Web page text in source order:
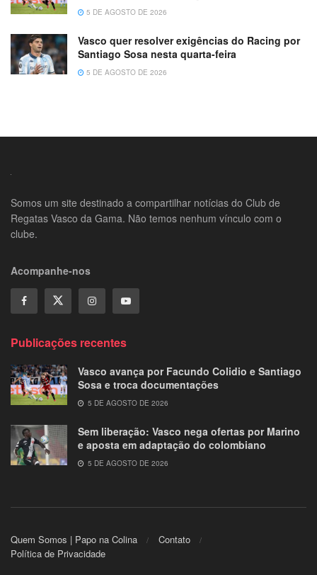
5 DE AGOSTO DE 2026
Vasco quer resolver exigências do Racing por
Santiago Sosa nesta quarta-feira
5 DE AGOSTO DE 2026
Somos um site destinado a compartilhar notícias do Club de
Regatas Vasco da Gama. Não temos nenhum vínculo com o
clube.
Acompanhe-nos
Publicações recentes
Vasco avança por Facundo Colidio e Santiago
Sosa e troca documentações
5 DE AGOSTO DE 2026
Sem liberação: Vasco nega ofertas por Marino
e aposta em adaptação do colombiano
5 DE AGOSTO DE 2026
Quem Somos | Papo na Colina
Contato
Política de Privacidade